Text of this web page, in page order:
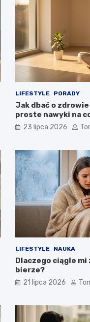
LIFESTYLE PORADY
Jak dbać o
proste nawyki na
23 lipca 2026
LIFESTYLE NAUKA
Dlaczego ciągle mi
bierze?
21 lipca 2026